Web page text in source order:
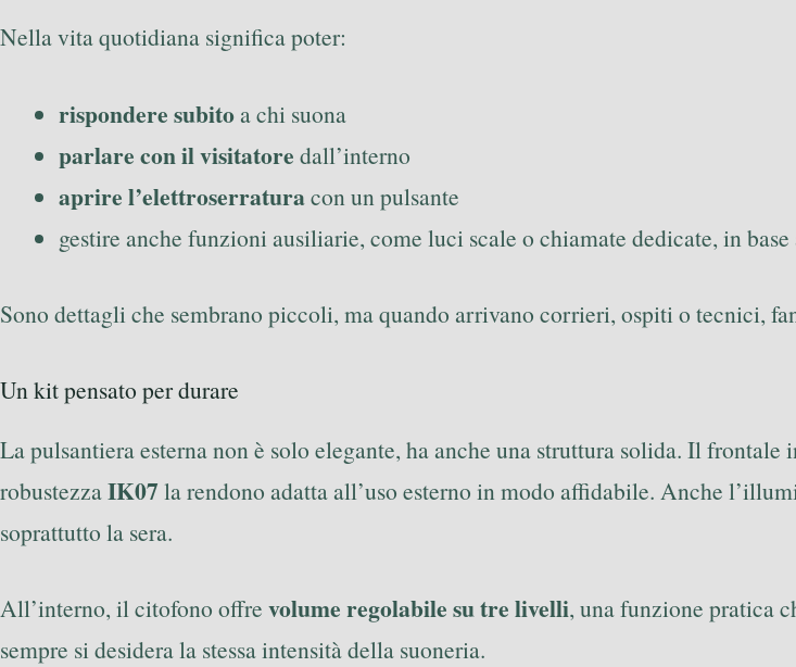
Nella vita quotidiana significa poter:
rispondere subitoa chi suona
parlare con il visitatore dall’interno
aprire l’elettroserraturacon un pulsante
gestire anche funzioni ausiliarie, come luci scale o chiamate dedicate, in
Sono dettagli che sembrano piccoli, ma quando arrivano corrieri, ospiti o tecnici,
Un kit pensato per durare
La pulsantiera esterna non è solo elegante, ha anche una struttura solida. Il
robustezzaIK07 la rendono adatta all’uso esterno in modo affidabile. Anche
soprattutto la sera.
All’interno, il citofono offre volume regolabile su tre livelli, una funzione pratica
sempre si desidera la stessa intensità della suoneria.